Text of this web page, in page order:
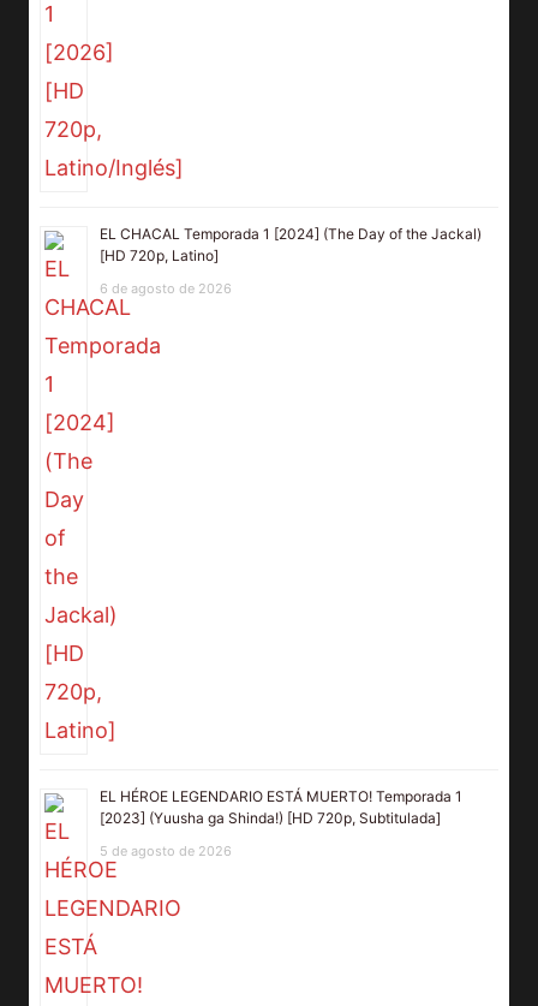
EL CHACAL Temporada 1 [2024] (The Day of the Jackal)
[HD 720p, Latino]
6 de agosto de 2026
EL HÉROE LEGENDARIO ESTÁ MUERTO! Temporada 1
[2023] (Yuusha ga Shinda!) [HD 720p, Subtitulada]
5 de agosto de 2026